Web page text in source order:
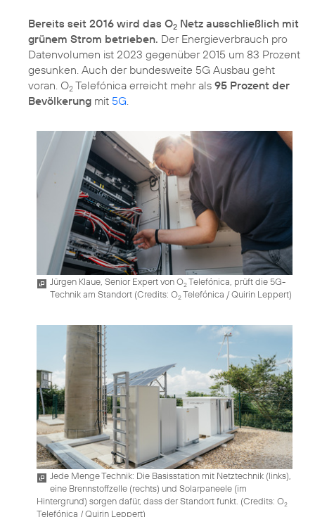
Bereits seit 2016 wird das O2 Netz ausschließlich mit
grünem Strom betrieben. Der Energieverbrauch pro
Datenvolumen ist 2023 gegenüber 2015 um 83 Prozent
gesunken. Auch der bundesweite 5G Ausbau geht
voran. O2 Telefónica erreicht mehr als 95 Prozent der
Bevölkerung mit 5G
Jürgen Klaue, Senior Expert von O2Telefónica, prüft die 5G-
Technik am Standort (Credits: O2Telefónica / Quirin Leppert)
Jede Menge Technik: Die Basisstation mit Netztechnik (links),
eine Brennstoffzelle (rechts) und Solarpaneele (im
Hintergrund) sorgen dafür, dass der Standort funkt. (Credits: O2
Telefónica / Quirin Leppert)